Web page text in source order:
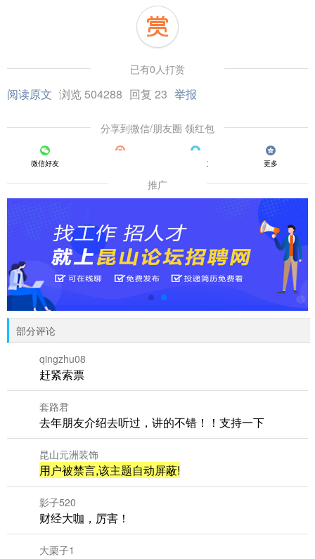
已有0人打赏
阅读原文 浏览 504288 回复 23 举报
分享到微信/朋友圈 领红包
微信好友 QQ好友 更多
推广
部分评论
qingzhu08
赶紧索票
套路君
去年朋友介绍去听过，讲的不错！！支持一下
昆山元洲装饰
用户被禁言,该主题自动屏蔽!
影子520
财经大咖，厉害！
大栗子1